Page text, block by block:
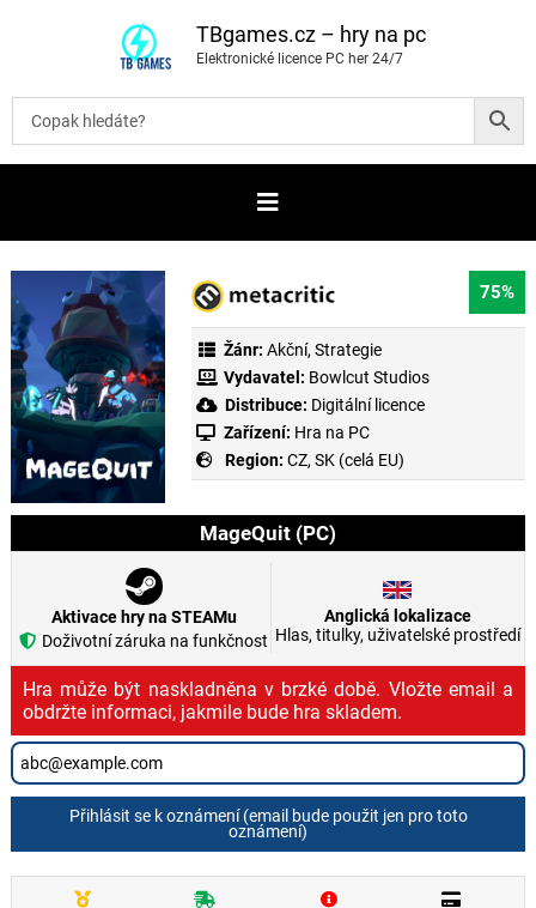
t
b
TBgames.cz – hry na pc
Elektronické licence PC her 24/7
75%
Žánr: Akční, Strategie
Vydavatel: Bowlcut Studios
Distribuce: Digitální licence
Zařízení: Hra na PC
Region: CZ, SK (celá EU)
MageQuit (PC)
Aktivace hry na STEAMu
Doživotní záruka na funkčnost
Anglická lokalizace
Hlas, titulky, uživatelské prostředí
Hra může být naskladněna v brzké době. Vložte email a
obdržte informaci, jakmile bude hra skladem.
Přihlásit se k oznámení (email bude použit jen pro toto
oznámení)